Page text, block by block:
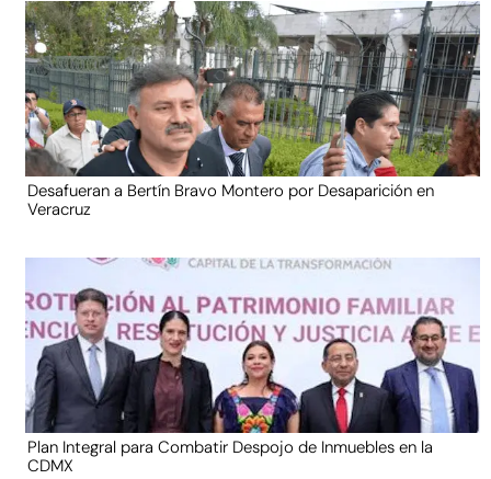
Desafueran a Bertín Bravo Montero por Desaparición en
Veracruz
Plan Integral para Combatir Despojo de Inmuebles en la
CDMX